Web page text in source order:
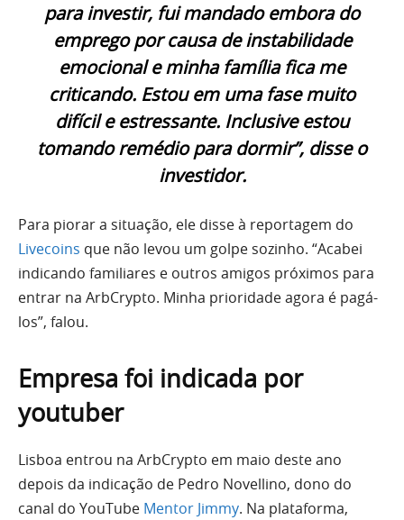
para investir, fui mandado embora do
emprego por causa de instabilidade
emocional e minha família fica me
criticando. Estou em uma fase muito
difícil e estressante. Inclusive estou
tomando remédio para dormir”, disse o
investidor.
Para piorar a situação, ele disse à reportagem do
Livecoins que não levou um golpe sozinho. “Acabei
indicando familiares e outros amigos próximos para
entrar na ArbCrypto. Minha prioridade agora é pagá-
los”, falou.
Empresa foi indicada por
youtuber
Lisboa entrou na ArbCrypto em maio deste ano
depois da indicação de Pedro Novellino, dono do
canal do YouTube Mentor Jimmy. Na plataforma,